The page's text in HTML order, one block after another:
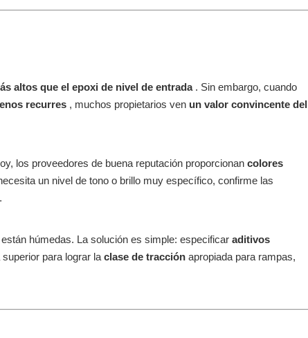
altos que el epoxi de nivel de entrada . Sin embargo, cuando
recurres , muchos propietarios ven un valor convincente del
los proveedores de buena reputación proporcionan colores
un nivel de tono o brillo muy específico, confirme las
húmedas. La solución es simple: especificar aditivos
para lograr la clase de tracción apropiada para rampas,